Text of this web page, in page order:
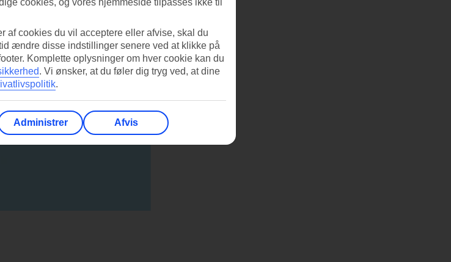
af cookies du vil acceptere eller afvise, skal du
ændre disse indstillinger senere ved at klikke på
Komplette oplysninger om hver cookie kan du
. Vi ønsker, at du føler dig tryg ved, at dine
.
Administrer Afvis